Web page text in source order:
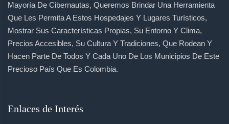
Mayoría De Cibernautas, Queremos Brindar Una Herramienta
Que Les Permita A Estos Hospedajes Y Lugares Turísticos,
Mostrar Sus Características Propias, Su Entorno Y Clima,
Precios Accesibles, Su Cultura Y Tradiciones, Que Rodean Y
Hacen Parte De Todos Y Cada Uno De Los Municipios De Este
Precioso País Que Es Colombia.
Enlaces de Interés